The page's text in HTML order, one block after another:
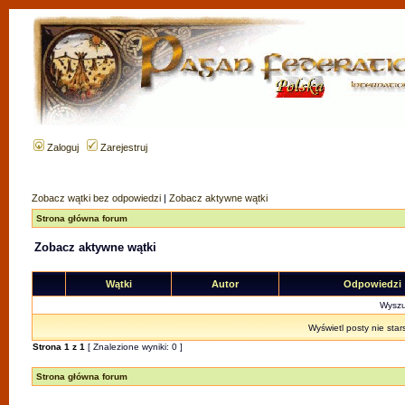
Zaloguj Zarejestruj
Zobacz wątki bez odpowiedzi | Zobacz aktywne wątki
Strona główna forum
Zobacz aktywne wątki
Wątki Autor Odpowiedzi
Wyświetl posty nie
Strona 1 z 1 [ Znalezione wyniki: 0 ]
Strona główna forum